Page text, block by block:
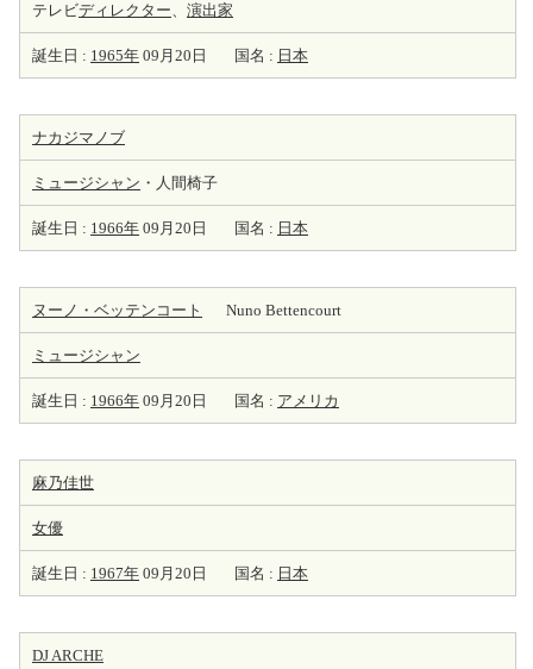
テレビディレクター、 演出家
誕生日 : 1965年 09月20日 国名 : 日本
ナカジマノブ
ミュージシャン ・人間椅子
誕生日 : 1966年 09月20日 国名 : 日本
ヌーノ・ベッテンコート Nuno Bettencourt
ミュージシャン
誕生日 : 1966年 09月20日 国名 : アメリカ
麻乃佳世
女優
誕生日 : 1967年 09月20日 国名 : 日本
DJ ARCHE